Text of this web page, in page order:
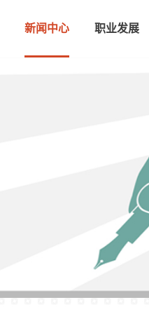
新闻中心 职业发展